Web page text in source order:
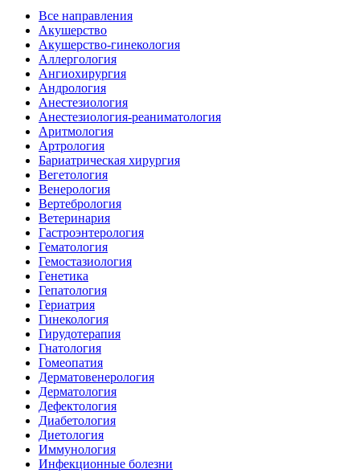
Все направления
Акушерство
Акушерство-гинекология
Аллергология
Ангиохирургия
Андрология
Анестезиология
Анестезиология-реаниматология
Аритмология
Артрология
Бариатрическая хирургия
Вегетология
Венерология
Вертебрология
Ветеринария
Гастроэнтерология
Гематология
Гемостазиология
Генетика
Гепатология
Гериатрия
Гинекология
Гирудотерапия
Гнатология
Гомеопатия
Дерматовенерология
Дерматология
Дефектология
Диабетология
Диетология
Иммунология
Инфекционные болезни